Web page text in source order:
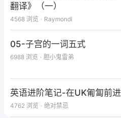
翻译》（一）
4568 浏览 · Raymondi
05-子宫的一词五式
6988 浏览 · 胆小鬼雷弟
英语进阶笔记-在UK匍匐前进
4762 浏览 · 绝对禁忌